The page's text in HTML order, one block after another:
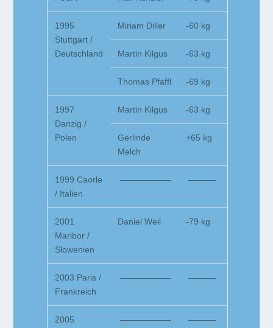
1995
Stuttgart /
Deutschland
Miriam Diller -60 kg
Martin Kilgus -63 kg
Thomas Pfaffl -69 kg
1997
Danzig /
Polen
Martin Kilgus -63 kg
Gerlinde
Melch
+65 kg
1999 Caorle
/ Italien
—————— ———-
2001
Maribor /
Slowenien
Daniel Weil -79 kg
2003 Paris /
Frankreich
—————— ———-
2005
—————— ———-